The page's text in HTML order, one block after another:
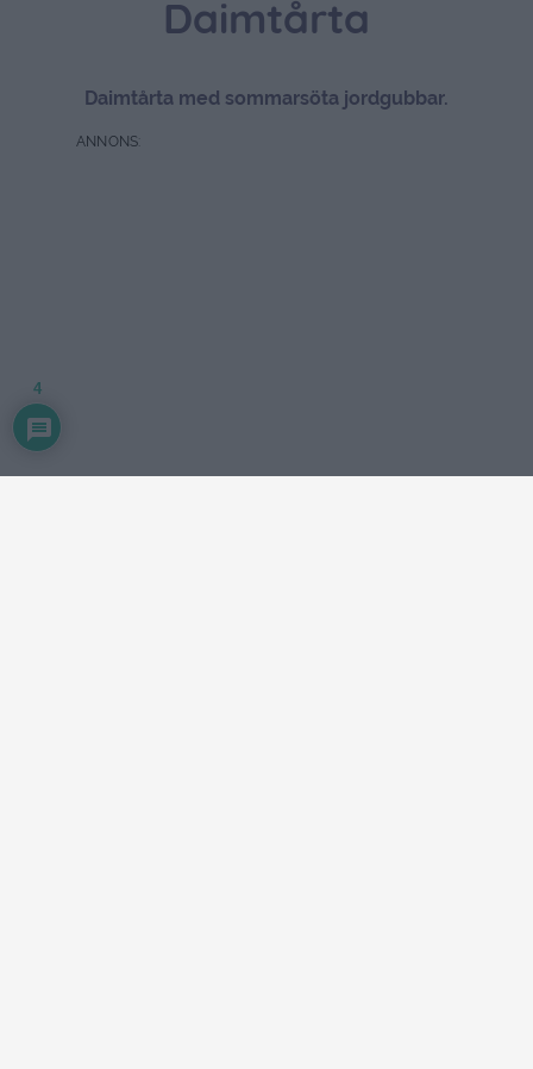
Daimtårta
Daimtårta med sommarsöta jordgubbar.
4